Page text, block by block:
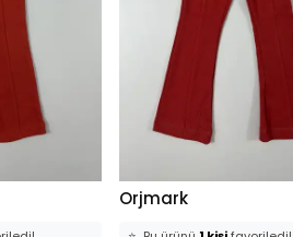
Orjmark